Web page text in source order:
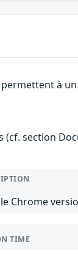
à
section
Chrome
TIME